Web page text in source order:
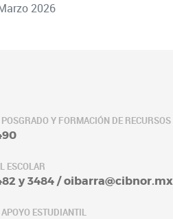
2026
Y FORMACIÓN DE
ESCOLAR
y 3484 / oibarra@cibnor.mx
ESTUDIANTIL